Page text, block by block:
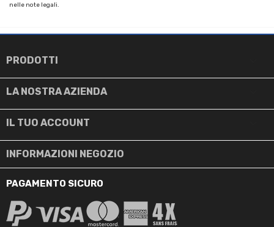
nelle note legali.
PRODOTTI
LA NOSTRA AZIENDA
IL TUO ACCOUNT
INFORMAZIONI NEGOZIO
PAGAMENTO SICURO